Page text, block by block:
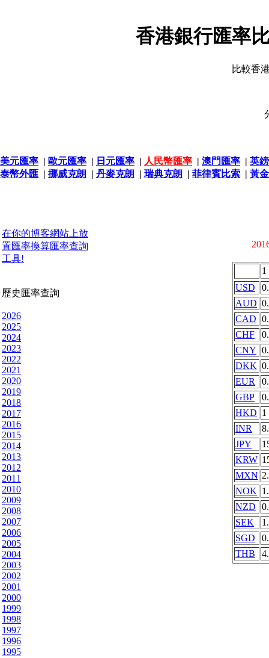
香港銀行匯率
比較香
美元匯率 | 歐元匯率 | 日元匯率 | 人民幣匯率 | 澳門匯率 | 英
泰幣外匯 | 挪威克朗 | 丹麥克朗 | 瑞典克朗 | 菲律賓比索 | 黃
在你的博客網站上放
置匯率換算匯率查詢
工具!
歷史匯率查詢
2026
2025
2024
2023
2022
2021
2020
2019
2018
2017
2016
2015
2014
2013
2012
2011
2010
2009
2008
2007
2006
2005
2004
2003
2002
2001
2000
1999
1998
1997
1996
1995
1
USD
AUD
CAD
CHF
CNY
DKK
EUR
GBP
HKD 1
INR
JPY
KRW
MXN
NOK
NZD
SEK
SGD
THB